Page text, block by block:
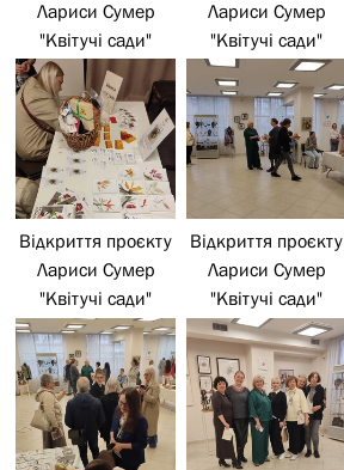
Лариси Сумер
"Квітучі сади"
Лариси Сумер
"Квітучі сади"
Відкриття проєкту
Лариси Сумер
"Квітучі сади"
Відкриття проєкту
Лариси Сумер
"Квітучі сади"